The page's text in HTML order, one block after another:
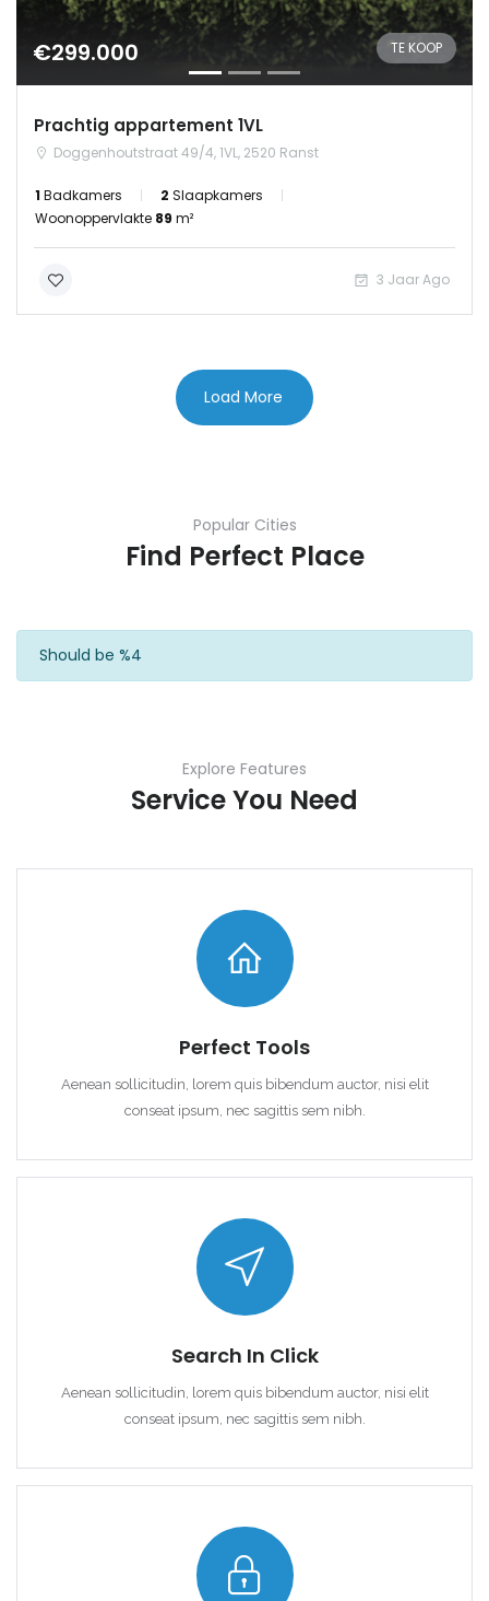
€299.000 TE KOOP
Prachtig appartement 1VL
Doggenhoutstraat 49/4, 1VL, 2520 Ranst
1 Badkamers 2 Slaapkamers
Woonoppervlakte 89 m²
3 Jaar Ago
Load More
Popular Cities
Find Perfect Place
Should be %4
Explore Features
Service You Need
Perfect Tools
Aenean sollicitudin, lorem quis bibendum auctor, nisi elit
conseat ipsum, nec sagittis sem nibh.
Search In Click
Aenean sollicitudin, lorem quis bibendum auctor, nisi elit
conseat ipsum, nec sagittis sem nibh.